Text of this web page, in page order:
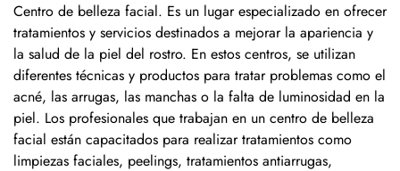
Centro de belleza facial. Es un lugar especializado en ofrecer
tratamientos y servicios destinados a mejorar la apariencia y
la salud de la piel del rostro. En estos centros, se utilizan
diferentes técnicas y productos para tratar problemas como el
acné, las arrugas, las manchas o la falta de luminosidad en la
piel. Los profesionales que trabajan en un centro de belleza
facial están capacitados para realizar tratamientos como
limpiezas faciales, peelings, tratamientos antiarrugas,